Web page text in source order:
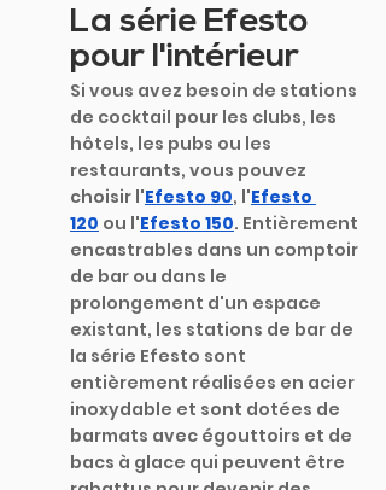
La série Efesto
pour l'intérieur
Si vous avez besoin de stations
de cocktail pour les clubs, les
hôtels, les pubs ou les
restaurants, vous pouvez
choisir l'Efesto 90, l'Efesto
120 ou l'Efesto 150. Entièrement
encastrables dans un comptoir
de bar ou dans le
prolongement d'un espace
existant, les stations de bar de
la série Efesto sont
entièrement réalisées en acier
inoxydable et sont dotées de
barmats avec égouttoirs et de
bacs à glace qui peuvent être